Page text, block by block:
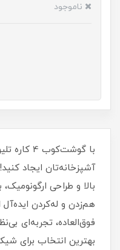
ناموجود
آشپزخانه‌تان ایجاد
بالا و طراحی
هم‌زدن و له‌کردن
فوق‌العاده، تجربه‌ای
بهترین انتخاب برای